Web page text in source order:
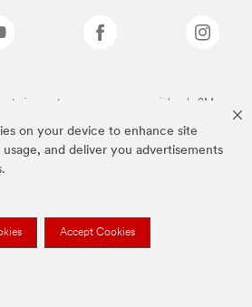
on your device to enhance site
and deliver you advertisements
Accept Cookies
son marcas comerciales de 3M.